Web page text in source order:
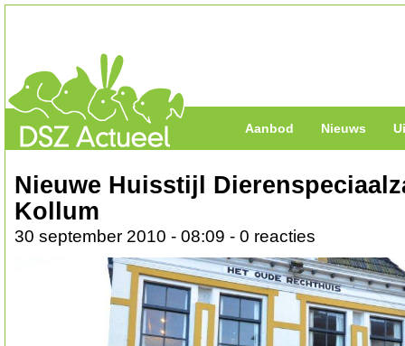
Aanbod Nieuws
Nieuwe Huisstijl
Kollum
30 september 2010 - 08:09 - 0 reacties